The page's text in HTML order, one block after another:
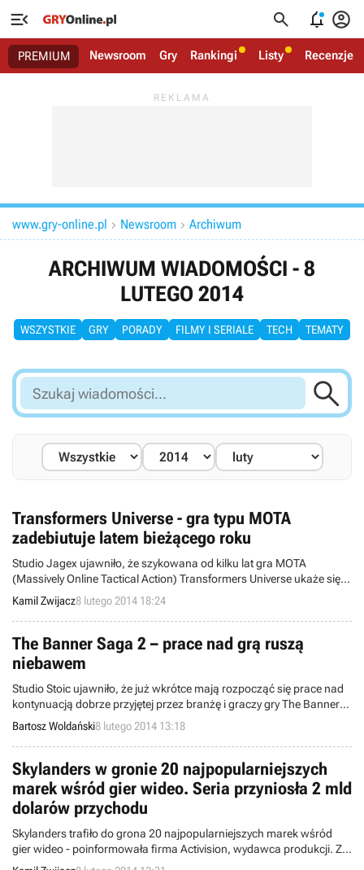
   
PREMIUM Newsroom Gry Rankingi Listy Recenzje
www.gry-online.pl  Newsroom  Archiwum
ARCHIWUM WIADOMOŚCI - 8
LUTEGO 2014
WSZYSTKIE GRY PORADY FILMY I SERIALE TECH TEMATY
Szukaj
wiadomości...

Transformers Universe - gra typu MOTA
zadebiutuje latem bieżącego roku
Studio Jagex ujawniło, że szykowana od kilku lat gra MOTA
(Massively Online Tactical Action) Transformers Universe ukaże się
latem bieżącego roku na komputerach PC. Przy okazji podzielono się
kilkoma informacjami i zaprezentowano nowy zwiastun.
Kamil Zwijacz8 lutego 2014 18:24
The Banner Saga 2 – prace nad grą ruszą
niebawem
Studio Stoic ujawniło, że już wkrótce mają rozpocząć się prace nad
kontynuacją dobrze przyjętej przez branżę i graczy gry The Banner
Saga. Wygląda na to, że twórcy, którym udało się wydać
klasycznego cRPG-a dzięki kampanii crowdfundingowej Kickstarter,
nie obawiają się o to, że etap produkcyjny zostanie w jakimś stopniu
zakłócony przez roszczenia firmy King w sprawie rzekomego
naruszenia praw do słowa „saga”.
Bartosz Woldański8 lutego 2014 13:18
Skylanders w gronie 20 najpopularniejszych
marek wśród gier wideo. Seria przyniosła 2 mld
dolarów przychodu
Skylanders trafiło do grona 20 najpopularniejszych marek wśród
gier wideo - poinformowała firma Activision, wydawca produkcji. Z
tej okazji opublikowano specjalną infografikę, z której dowiadujemy